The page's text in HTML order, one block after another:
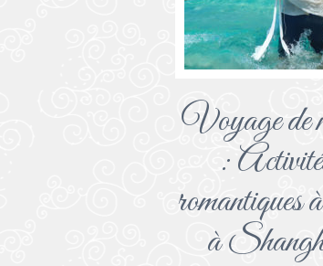
Voyage de
:
romantiques
à